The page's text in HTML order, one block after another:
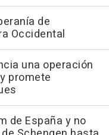
de
Occidental
una operación
promete
de España y no